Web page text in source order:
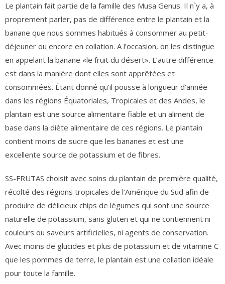
Le plantain fait partie de la famille des Musa Genus. Il n`y a, à
proprement parler, pas de différence entre le plantain et la
banane que nous sommes habitués à consommer au petit-
déjeuner ou encore en collation. A l’occasion, on les distingue
en appelant la banane «le fruit du désert». L’autre différence
est dans la manière dont elles sont apprêtées et
consommées. Étant donné qu’il pousse à longueur d’année
dans les régions Équatoriales, Tropicales et des Andes, le
plantain est une source alimentaire fiable et un aliment de
base dans la diète alimentaire de ces régions. Le plantain
contient moins de sucre que les bananes et est une
excellente source de potassium et de fibres.
SS-FRUTAS choisit avec soins du plantain de première qualité,
récolté des régions tropicales de l’Amérique du Sud afin de
produire de délicieux chips de légumes qui sont une source
naturelle de potassium, sans gluten et qui ne contiennent ni
couleurs ou saveurs artificielles, ni agents de conservation.
Avec moins de glucides et plus de potassium et de vitamine C
que les pommes de terre, le plantain est une collation idéale
pour toute la famille.